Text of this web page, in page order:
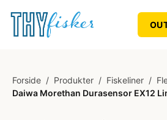
Forside / Produkter / Fiskeliner /
Daiwa Morethan Durasensor EX12